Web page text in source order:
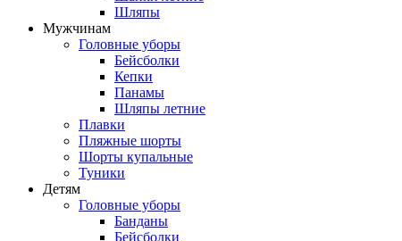
Шляпы
Мужчинам
Головные уборы
Бейсболки
Кепки
Панамы
Шляпы летние
Плавки
Пляжные шорты
Шорты купальные
Туники
Детям
Головные уборы
Банданы
Бейсболки